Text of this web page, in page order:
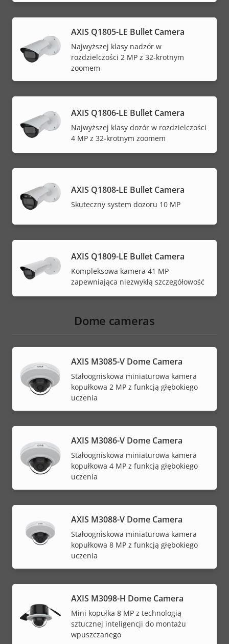
AXIS Q1805-LE Bullet Camera
Najwyższej klasy nadzór w
rozdzielczości 2 MP z 32-krotnym
zoomem
AXIS Q1806-LE Bullet Camera
Najwyższej klasy dozór w rozdzielczości
4 MP z 32-krotnym zoomem
AXIS Q1808-LE Bullet Camera
Skuteczny system dozoru 10 MP
AXIS Q1809-LE Bullet Camera
Kompleksowa kamera 41 MP
zapewniająca niezwykłą szczegółowość
Dome cameras
AXIS M3085-V Dome Camera
Stałoogniskowa miniaturowa kamera
kopułkowa 2 MP z funkcją głębokiego
uczenia
AXIS M3086-V Dome Camera
Stałoogniskowa miniaturowa kamera
kopułkowa 4 MP z funkcją głębokiego
uczenia
AXIS M3088-V Dome Camera
Stałoogniskowa miniaturowa kamera
kopułkowa 8 MP z funkcją głębokiego
uczenia
AXIS M3098-H Dome Camera
Mini kopułka 8 MP z technologią
sztucznej inteligencji do montażu
wpuszczanego